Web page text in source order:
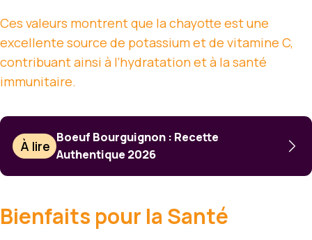
Ces valeurs montrent que la chayotte est une
excellente source de potassium et de vitamine C,
contribuant ainsi à l’hydratation et à la santé
immunitaire.
À lire
Boeuf Bourguignon : Recette
Authentique 2026
Bienfaits pour la Santé